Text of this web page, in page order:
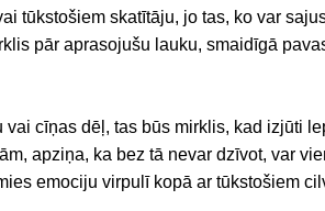
tūkstošiem skatītāju, jo tas, ko var
pār aprasojušu lauku, smaidīgā
cīņas dēļ, tas būs mirklis, kad izjūti
apziņa, ka bez tā nevar dzīvot, var
emociju virpulī kopā ar tūkstošiem